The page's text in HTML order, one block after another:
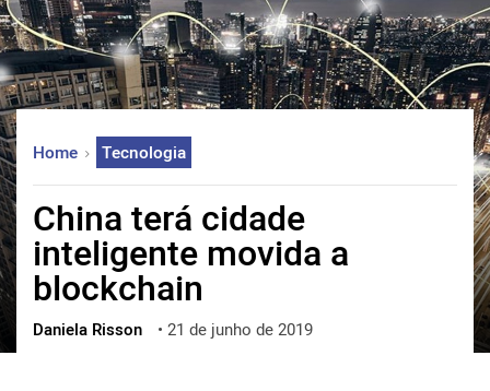
français
italiano
deutsch
中文
한국어
العربية
ไทย
ქართული
Home Tecnologia
China terá cidade
inteligente movida a
blockchain
Daniela Risson • 21 de junho de 2019